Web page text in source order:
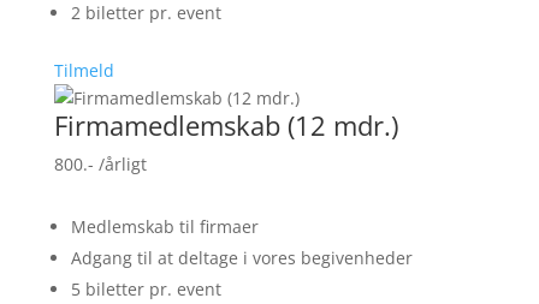
2 biletter pr. event
Tilmeld
Firmamedlemskab (12 mdr.)
800.- /årligt
Medlemskab til firmaer
Adgang til at deltage i vores begivenheder
5 biletter pr. event